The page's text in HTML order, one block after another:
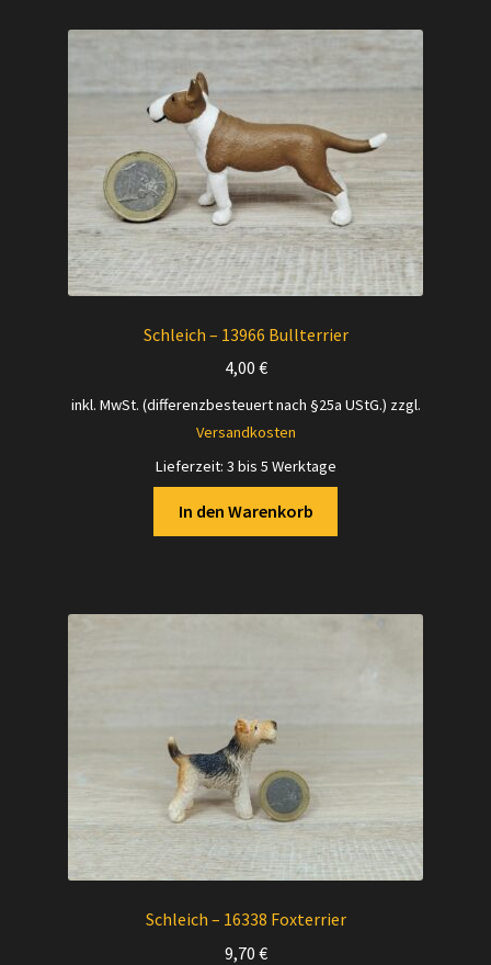
Schleich – 13966 Bullterrier
4,00 €
inkl. MwSt. (differenzbesteuert nach §25a UStG.) zzgl.
Versandkosten
Lieferzeit: 3 bis 5 Werktage
In den Warenkorb
Schleich – 16338 Foxterrier
9,70 €